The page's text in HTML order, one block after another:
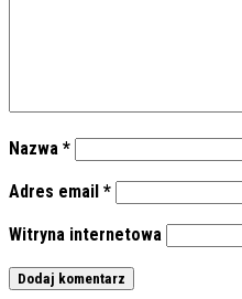
Nazwa *
Adres email *
Witryna internetowa